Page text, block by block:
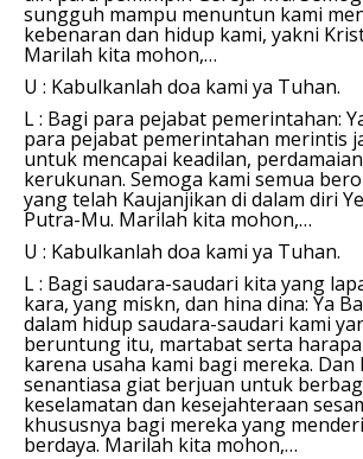
sungguh mampu menuntun kami
kebenaran dan hidup kami, yakni
Marilah kita mohon,…
U : Kabulkanlah doa kami ya Tuhan.
L : Bagi para pejabat pemerintahan:
para pejabat pemerintahan merintis
untuk mencapai keadilan,
kerukunan. Semoga kami semua
yang telah Kaujanjikan di dalam diri
Putra-Mu. Marilah kita mohon,…
U : Kabulkanlah doa kami ya Tuhan.
L : Bagi saudara-saudari kita yang
kara, yang miskn, dan hina dina: Ya
dalam hidup saudara-saudari kami
beruntung itu, martabat serta
karena usaha kami bagi mereka. Dan
senantiasa giat berjuan untuk
keselamatan dan kesejahteraan
khususnya bagi mereka yang
berdaya.Marilah kita mohon,…